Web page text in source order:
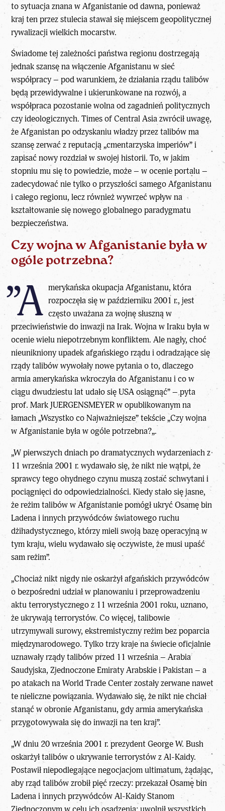
to sytuacja znana w Afganistanie od dawna, ponieważ
kraj ten przez stulecia stawał się miejscem geopolitycznej
rywalizacji wielkich mocarstw.
Świadome tej zależności państwa regionu dostrzegają
jednak szansę na włączenie Afganistanu w sieć
współpracy – pod warunkiem, że działania rządu talibów
będą przewidywalne i ukierunkowane na rozwój, a
współpraca pozostanie wolna od zagadnień politycznych
czy ideologicznych. Times of Central Asia zwrócił uwagę,
że Afganistan po odzyskaniu władzy przez talibów ma
szansę zerwać z reputacją „cmentarzyska imperiów” i
zapisać nowy rozdział w swojej historii. To, w jakim
stopniu mu się to powiedzie, może – w ocenie portalu –
zadecydować nie tylko o przyszłości samego Afganistanu
i całego regionu, lecz również wywrzeć wpływ na
kształtowanie się nowego globalnego paradygmatu
bezpieczeństwa.
Czy wojna w Afganistanie była w
ogóle potrzebna?
”A merykańska okupacja Afganistanu, która
rozpoczęła się w październiku 2001 r., jest
często uważana za wojnę słuszną w
przeciwieństwie do inwazji na Irak. Wojna w Iraku była w
ocenie wielu niepotrzebnym konfliktem. Ale nagły, choć
nieunikniony upadek afgańskiego rządu i odradzające się
rządy talibów wywołały nowe pytania o to, dlaczego
armia amerykańska wkroczyła do Afganistanu i co w
ciągu dwudziestu lat udało się USA osiągnąć” – pyta
prof. Mark JUERGENSMEYERw opublikowanym na
łamach „Wszystko co Najważniejsze” tekście „Czy wojna
w Afganistanie była w ogóle potrzebna?„.
„W pierwszych dniach po dramatycznych wydarzeniach z
11 września 2001 r. wydawało się, że nikt nie wątpi, że
sprawcy tego ohydnego czynu muszą zostać schwytani i
pociągnięci do odpowiedzialności. Kiedy stało się jasne,
że reżim talibów w Afganistanie pomógł ukryć Osamę bin
Ladena i innych przywódców światowego ruchu
dżihadystycznego, którzy mieli swoją bazę operacyjną w
tym kraju, wielu wydawało się oczywiste, że musi upaść
sam reżim”.
„Chociaż nikt nigdy nie oskarżył afgańskich przywódców
o bezpośredni udział w planowaniu i przeprowadzeniu
aktu terrorystycznego z 11 września 2001 roku, uznano,
że ukrywają terrorystów. Co więcej, talibowie
utrzymywali surowy, ekstremistyczny reżim bez poparcia
międzynarodowego. Tylko trzy kraje na świecie oficjalnie
uznawały rządy talibów przed 11 września – Arabia
Saudyjska, Zjednoczone Emiraty Arabskie i Pakistan – a
po atakach na World Trade Center zostały zerwane nawet
te nieliczne powiązania. Wydawało się, że nikt nie chciał
stanąć w obronie Afganistanu, gdy armia amerykańska
przygotowywała się do inwazji na ten kraj”.
„W dniu 20 września 2001 r. prezydent George W. Bush
oskarżył talibów o ukrywanie terrorystów z Al-Kaidy.
Postawił niepodlegające negocjacjom ultimatum, żądając,
aby rząd talibów zrobił pięć rzeczy: przekazał Osamę bin
Ladena i innych przywódców Al-Kaidy Stanom